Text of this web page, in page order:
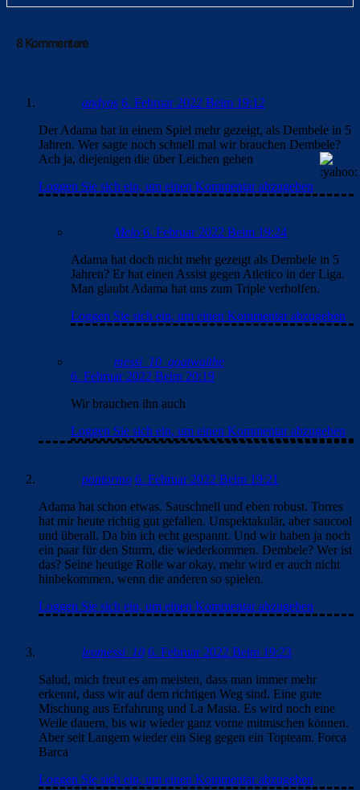
8 Kommentare
andyos 6. Februar 2022 Beim 19:12
Der Adama hat in einem Spiel mehr gezeigt, als Dembele in 5
Jahren. Wer sagte noch schnell mal wir brauchen Dembele?
Ach ja, diejenigen die über Leichen gehen
Loggen Sie sich ein, um einen Kommentar abzugeben
Melo 6. Februar 2022 Beim 19:24
Adama hat doch nicht mehr gezeigt als Dembele in 5
Jahren? Er hat einen Assist gegen Atletico in der Liga.
Man glaubt Adama hat uns zum Triple verholfen.
Loggen Sie sich ein, um einen Kommentar abzugeben
messi_10_goatwaithe
6. Februar 2022 Beim 20:19
Wir brauchen ihn auch
Loggen Sie sich ein, um einen Kommentar abzugeben
pontormo 6. Februar 2022 Beim 19:21
Adama hat schon etwas. Sauschnell und eben robust. Torres
hat mir heute richtig gut gefallen. Unspektakulär, aber saucool
und überall. Da bin ich echt gespannt. Und wir haben ja noch
ein paar für den Sturm, die wiederkommen. Dembele? Wer ist
das? Seine heutige Rolle war okay, mehr wird er auch nicht
hinbekommen, wenn die anderen so spielen.
Loggen Sie sich ein, um einen Kommentar abzugeben
leomessi_10 6. Februar 2022 Beim 19:23
Salud, mich freut es am meisten, dass man immer mehr
erkennt, dass wir auf dem richtigen Weg sind. Eine gute
Mischung aus Erfahrung und La Masia. Es wird noch eine
Weile dauern, bis wir wieder ganz vorne mitmischen können.
Aber seit Langem wieder ein Sieg gegen ein Topteam. Forca
Barca
Loggen Sie sich ein, um einen Kommentar abzugeben